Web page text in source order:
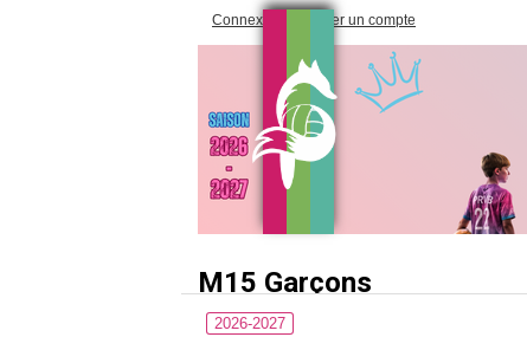
Connexion Créer un compte
M15 Garçons
2026-2027